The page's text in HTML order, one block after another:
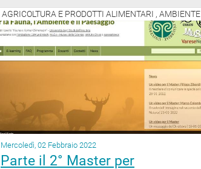
AGRICOLTURA E PRODOTTI ALIMENTARI , AMBIENTE
Mercoledì, 02 Febbraio 2022
Parte il 2° Master per